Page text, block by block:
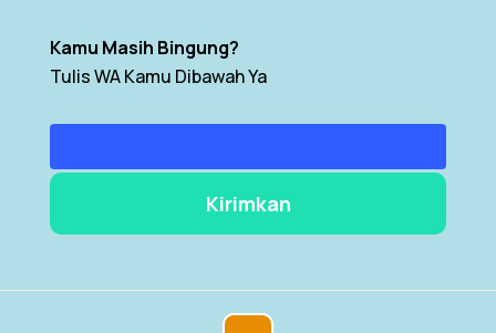
Kamu Masih Bingung?
Tulis WA Kamu Dibawah Ya